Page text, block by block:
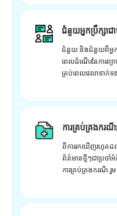
ជំនួយអ្នកប្រឹក្សាជា
ជំនួយ និងជំនួយពីអ្នកប្
ពេលដំណើរនៃការព្
គ្រប់ពេលវេលាទាក់ទ
ការគ្រប់គ្រងក
ពីការរកឃើញរហូតដ
ព័ត៌មានថ្មីៗជាប្រច
ការគ្រប់គ្រងករណី រួ